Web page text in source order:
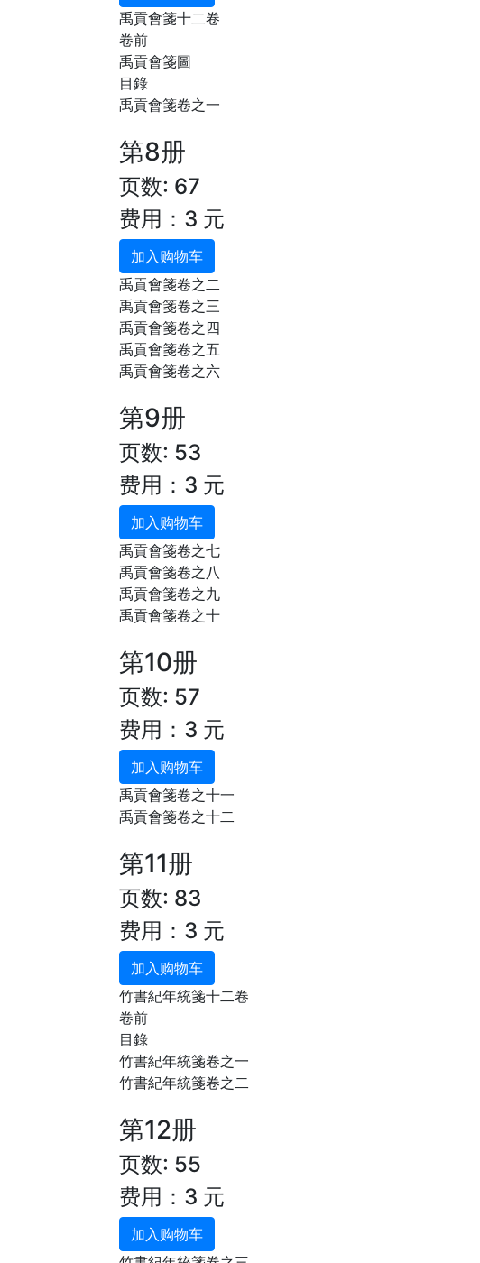
禹貢會箋十二卷
卷前
禹貢會箋圖
目錄
禹貢會箋卷之一
第8册
页数: 67
费用：3 元
加入购物车
禹貢會箋卷之二
禹貢會箋卷之三
禹貢會箋卷之四
禹貢會箋卷之五
禹貢會箋卷之六
第9册
页数: 53
费用：3 元
加入购物车
禹貢會箋卷之七
禹貢會箋卷之八
禹貢會箋卷之九
禹貢會箋卷之十
第10册
页数: 57
费用：3 元
加入购物车
禹貢會箋卷之十一
禹貢會箋卷之十二
第11册
页数: 83
费用：3 元
加入购物车
竹書紀年統箋十二卷
卷前
目錄
竹書紀年統箋卷之一
竹書紀年統箋卷之二
第12册
页数: 55
费用：3 元
加入购物车